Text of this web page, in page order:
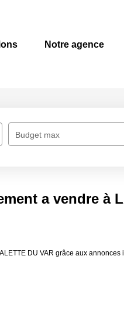
Notre agence
Budget max
a vendre à
DU VAR grâce aux